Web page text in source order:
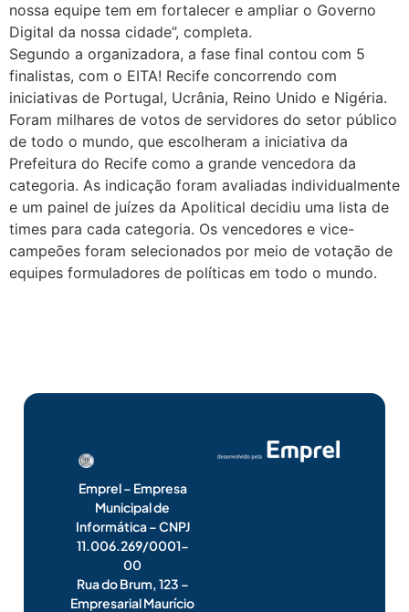
nossa equipe tem em fortalecer e ampliar o Governo
Digital da nossa cidade”, completa.
Segundo a organizadora, a fase final contou com 5
finalistas, com o EITA! Recife concorrendo com
iniciativas de Portugal, Ucrânia, Reino Unido e Nigéria.
Foram milhares de votos de servidores do setor público
de todo o mundo, que escolheram a iniciativa da
Prefeitura do Recife como a grande vencedora da
categoria. As indicação foram avaliadas individualmente
e um painel de juízes da Apolitical decidiu uma lista de
times para cada categoria. Os vencedores e vice-
campeões foram selecionados por meio de votação de
equipes formuladores de políticas em todo o mundo.
Emprel – Empresa
Municipal de
Informática – CNPJ
11.006.269/0001-
00
Rua do Brum, 123 –
Empresarial Maurício